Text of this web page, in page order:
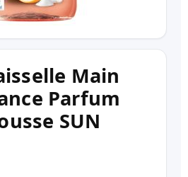
Main
Parfum
SUN